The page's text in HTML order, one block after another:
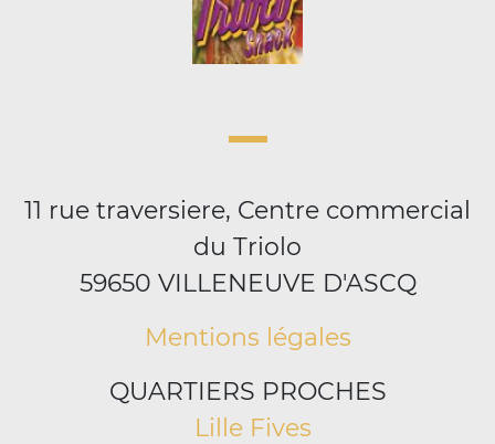
11 rue traversiere, Centre commercial
du Triolo
59650 VILLENEUVE D'ASCQ
Mentions légales
QUARTIERS PROCHES
Lille Fives